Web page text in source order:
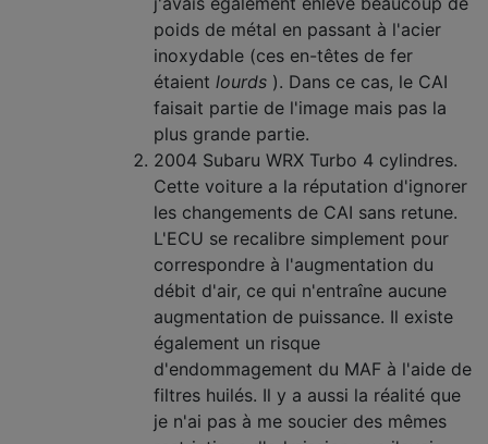
poids de métal en passant à l'acier
inoxydable (ces en-têtes de fer
étaient lourds ). Dans ce cas, le CAI
faisait partie de l'image mais pas la
plus grande partie.
2004 Subaru WRX Turbo 4 cylindres.
Cette voiture a la réputation d'ignorer
les changements de CAI sans retune.
L'ECU se recalibre simplement pour
correspondre à l'augmentation du
débit d'air, ce qui n'entraîne aucune
augmentation de puissance. Il existe
également un risque
d'endommagement du MAF à l'aide de
filtres huilés. Il y a aussi la réalité que
je n'ai pas à me soucier des mêmes